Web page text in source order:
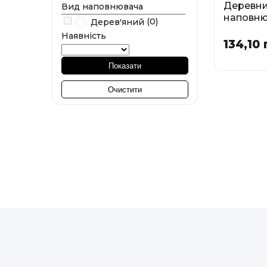
Вид наповнювача
Дерев'яний (0)
Наявність
Показати
Очистити
та
134,10